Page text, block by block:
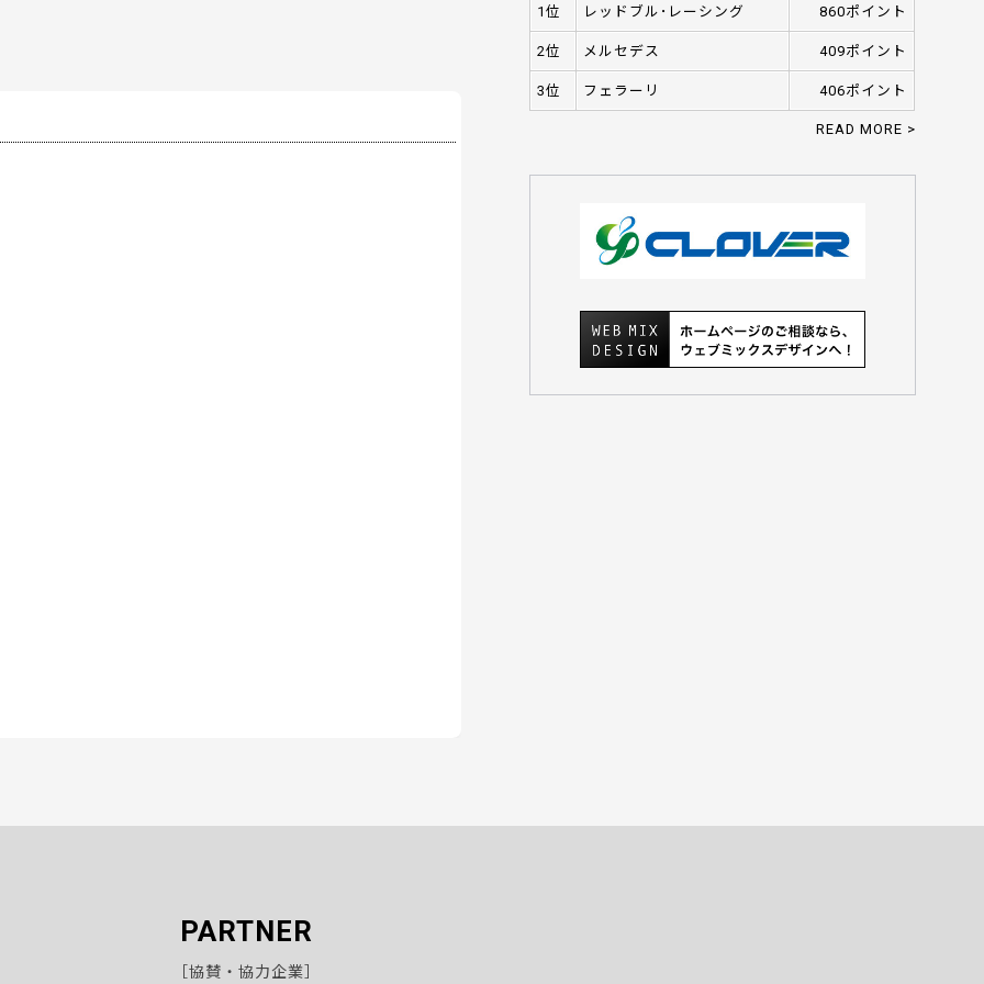
1位 レッドブル･レーシング 860ポイント
2位 メルセデス 409ポイント
3位 フェラーリ 406ポイント
READ MORE >
PARTNER
［協賛・協力企業］